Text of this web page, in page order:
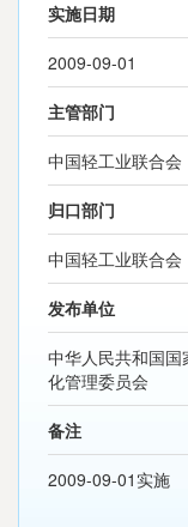
实施日期
2009-09-01
主管部门
中国轻工业联合会
归口部门
中国轻工业联合会
发布单位
中华人民共和国
化管理委员会
备注
2009-09-01实施